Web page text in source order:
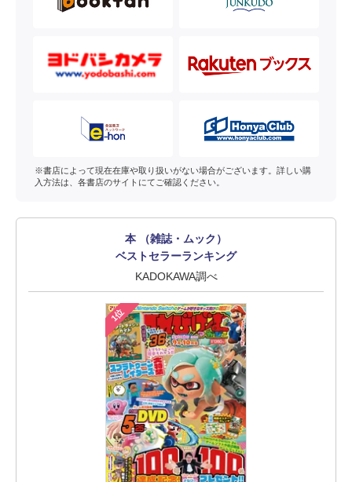
※書店によって現在在庫や取り扱いがない場合がございます。詳しい購
入方法は、各書店のサイトにてご確認ください。
本 （雑誌・ムック）
ベストセラーランキング
KADOKAWA調べ
1位